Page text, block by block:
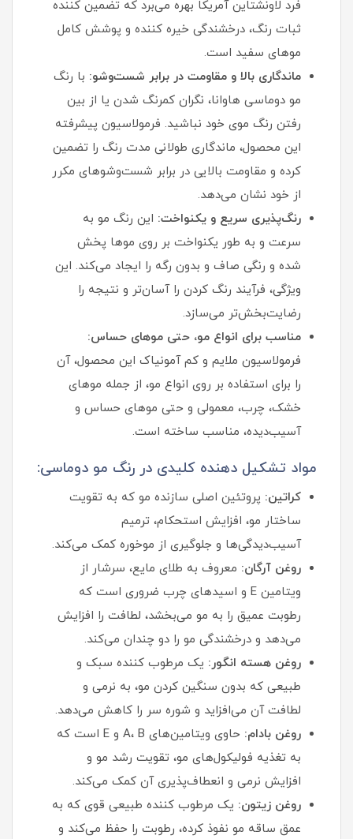
فرد لاونشتاین آمریکا بهره می‌برد که تضمین‌ کننده
ثبات رنگ، درخشندگی خیره‌ کننده و پوشش کامل
موهای سفید است.
ماندگاری بالا و مقاومت در برابر شست‌وشو: با رنگ
مو دوماسی هاوانا، نگران کمرنگ شدن یا از بین
رفتن رنگ موی خود نباشید. فرمولاسیون پیشرفته
این محصول، ماندگاری طولانی‌ مدت رنگ را تضمین
کرده و مقاومت بالایی در برابر شست‌وشوهای مکرر
از خود نشان می‌دهد.
رنگ‌پذیری سریع و یکنواخت: این رنگ مو به
سرعت و به طور یکنواخت بر روی موها پخش
شده و رنگی صاف و بدون رگه را ایجاد می‌کند. این
ویژگی، فرآیند رنگ کردن را آسان‌تر و نتیجه را
رضایت‌بخش‌تر می‌سازد.
مناسب برای انواع مو، حتی موهای حساس:
فرمولاسیون ملایم و کم‌ آمونیاک این محصول، آن
را برای استفاده بر روی انواع مو، از جمله موهای
خشک، چرب، معمولی و حتی موهای حساس و
آسیب‌دیده، مناسب ساخته است.
مواد تشکیل دهنده کلیدی در رنگ مو دوماسی:
کراتین: پروتئین اصلی سازنده مو که به تقویت
ساختار مو، افزایش استحکام، ترمیم
آسیب‌دیدگی‌ها و جلوگیری از موخوره کمک می‌کند.
روغن آرگان: معروف به طلای مایع، سرشار از
ویتامین E و اسیدهای چرب ضروری است که
رطوبت عمیق را به مو می‌بخشد، لطافت را افزایش
می‌دهد و درخشندگی مو را دو چندان می‌کند.
روغن هسته انگور: یک مرطوب‌ کننده سبک و
طبیعی که بدون سنگین کردن مو، به نرمی و
لطافت آن می‌افزاید و شوره سر را کاهش می‌دهد.
روغن بادام:
حاوی ویتامین‌های A، B و E است که
به تغذیه فولیکول‌های مو، تقویت رشد مو و
افزایش نرمی و انعطاف‌پذیری آن کمک می‌کند.
روغن زیتون: یک مرطوب‌ کننده طبیعی قوی که به
عمق ساقه مو نفوذ کرده، رطوبت را حفظ می‌کند و